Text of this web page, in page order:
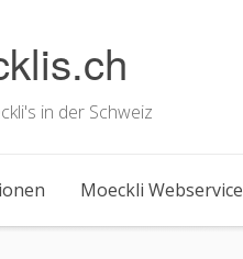
in der Schweiz
Moeckli Webservice